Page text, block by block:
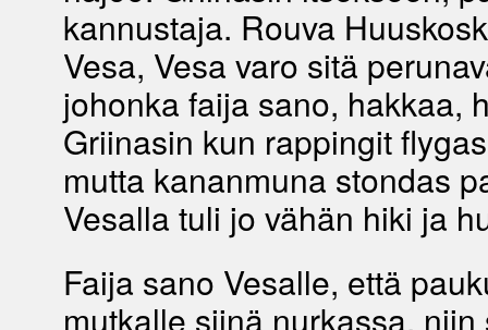
kannustaja. Rouva
Vesa, Vesa varo sitä
johonka faija sano, hakkaa,
Griinasin kun rappingit
mutta kananmuna stondas
Vesalla tuli jo vähän hiki ja
Faija sano Vesalle, että
mutkalle siinä nurkassa, niin